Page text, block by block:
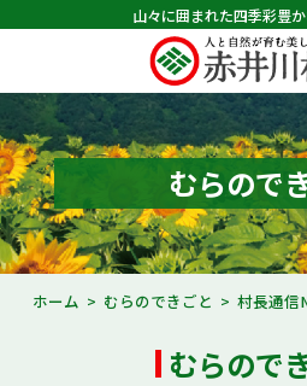
山々に囲まれた四季彩豊
ホーム
むらのできごと
むらのプロフィール
くらしの情報
むらので
ホーム むらのできごと 村長通信
むらので